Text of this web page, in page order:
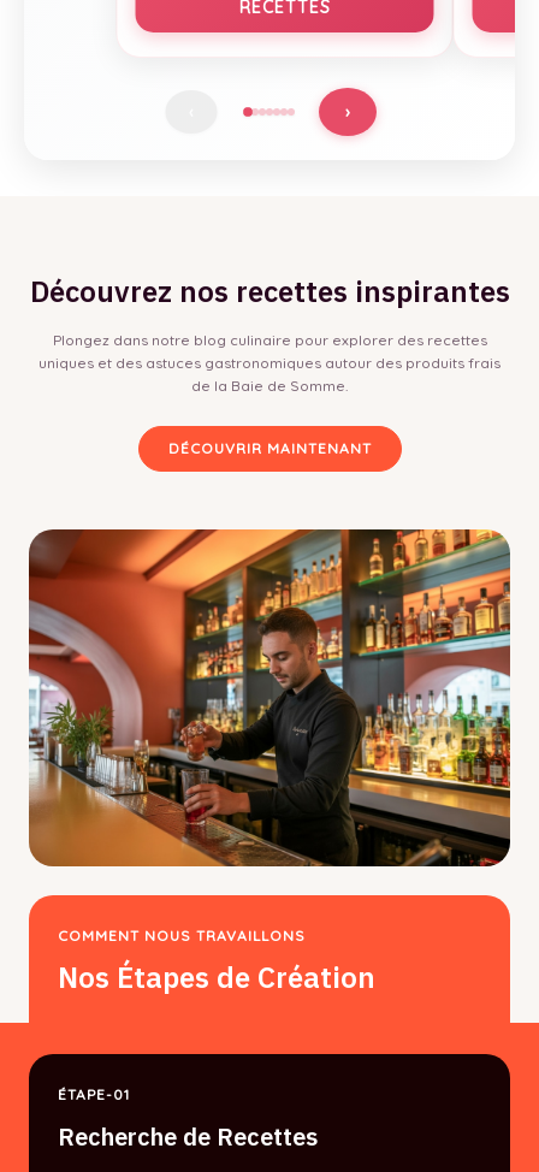
RECETTES
›
Découvrez nos recettes inspirantes
Plongez dans notre blog culinaire pour explorer des recettes
uniques et des astuces gastronomiques autour des produits frais
de la Baie de Somme.
DÉCOUVRIR MAINTENANT
COMMENT NOUS TRAVAILLONS
Nos Étapes de Création
ÉTAPE-01
Recherche de Recettes